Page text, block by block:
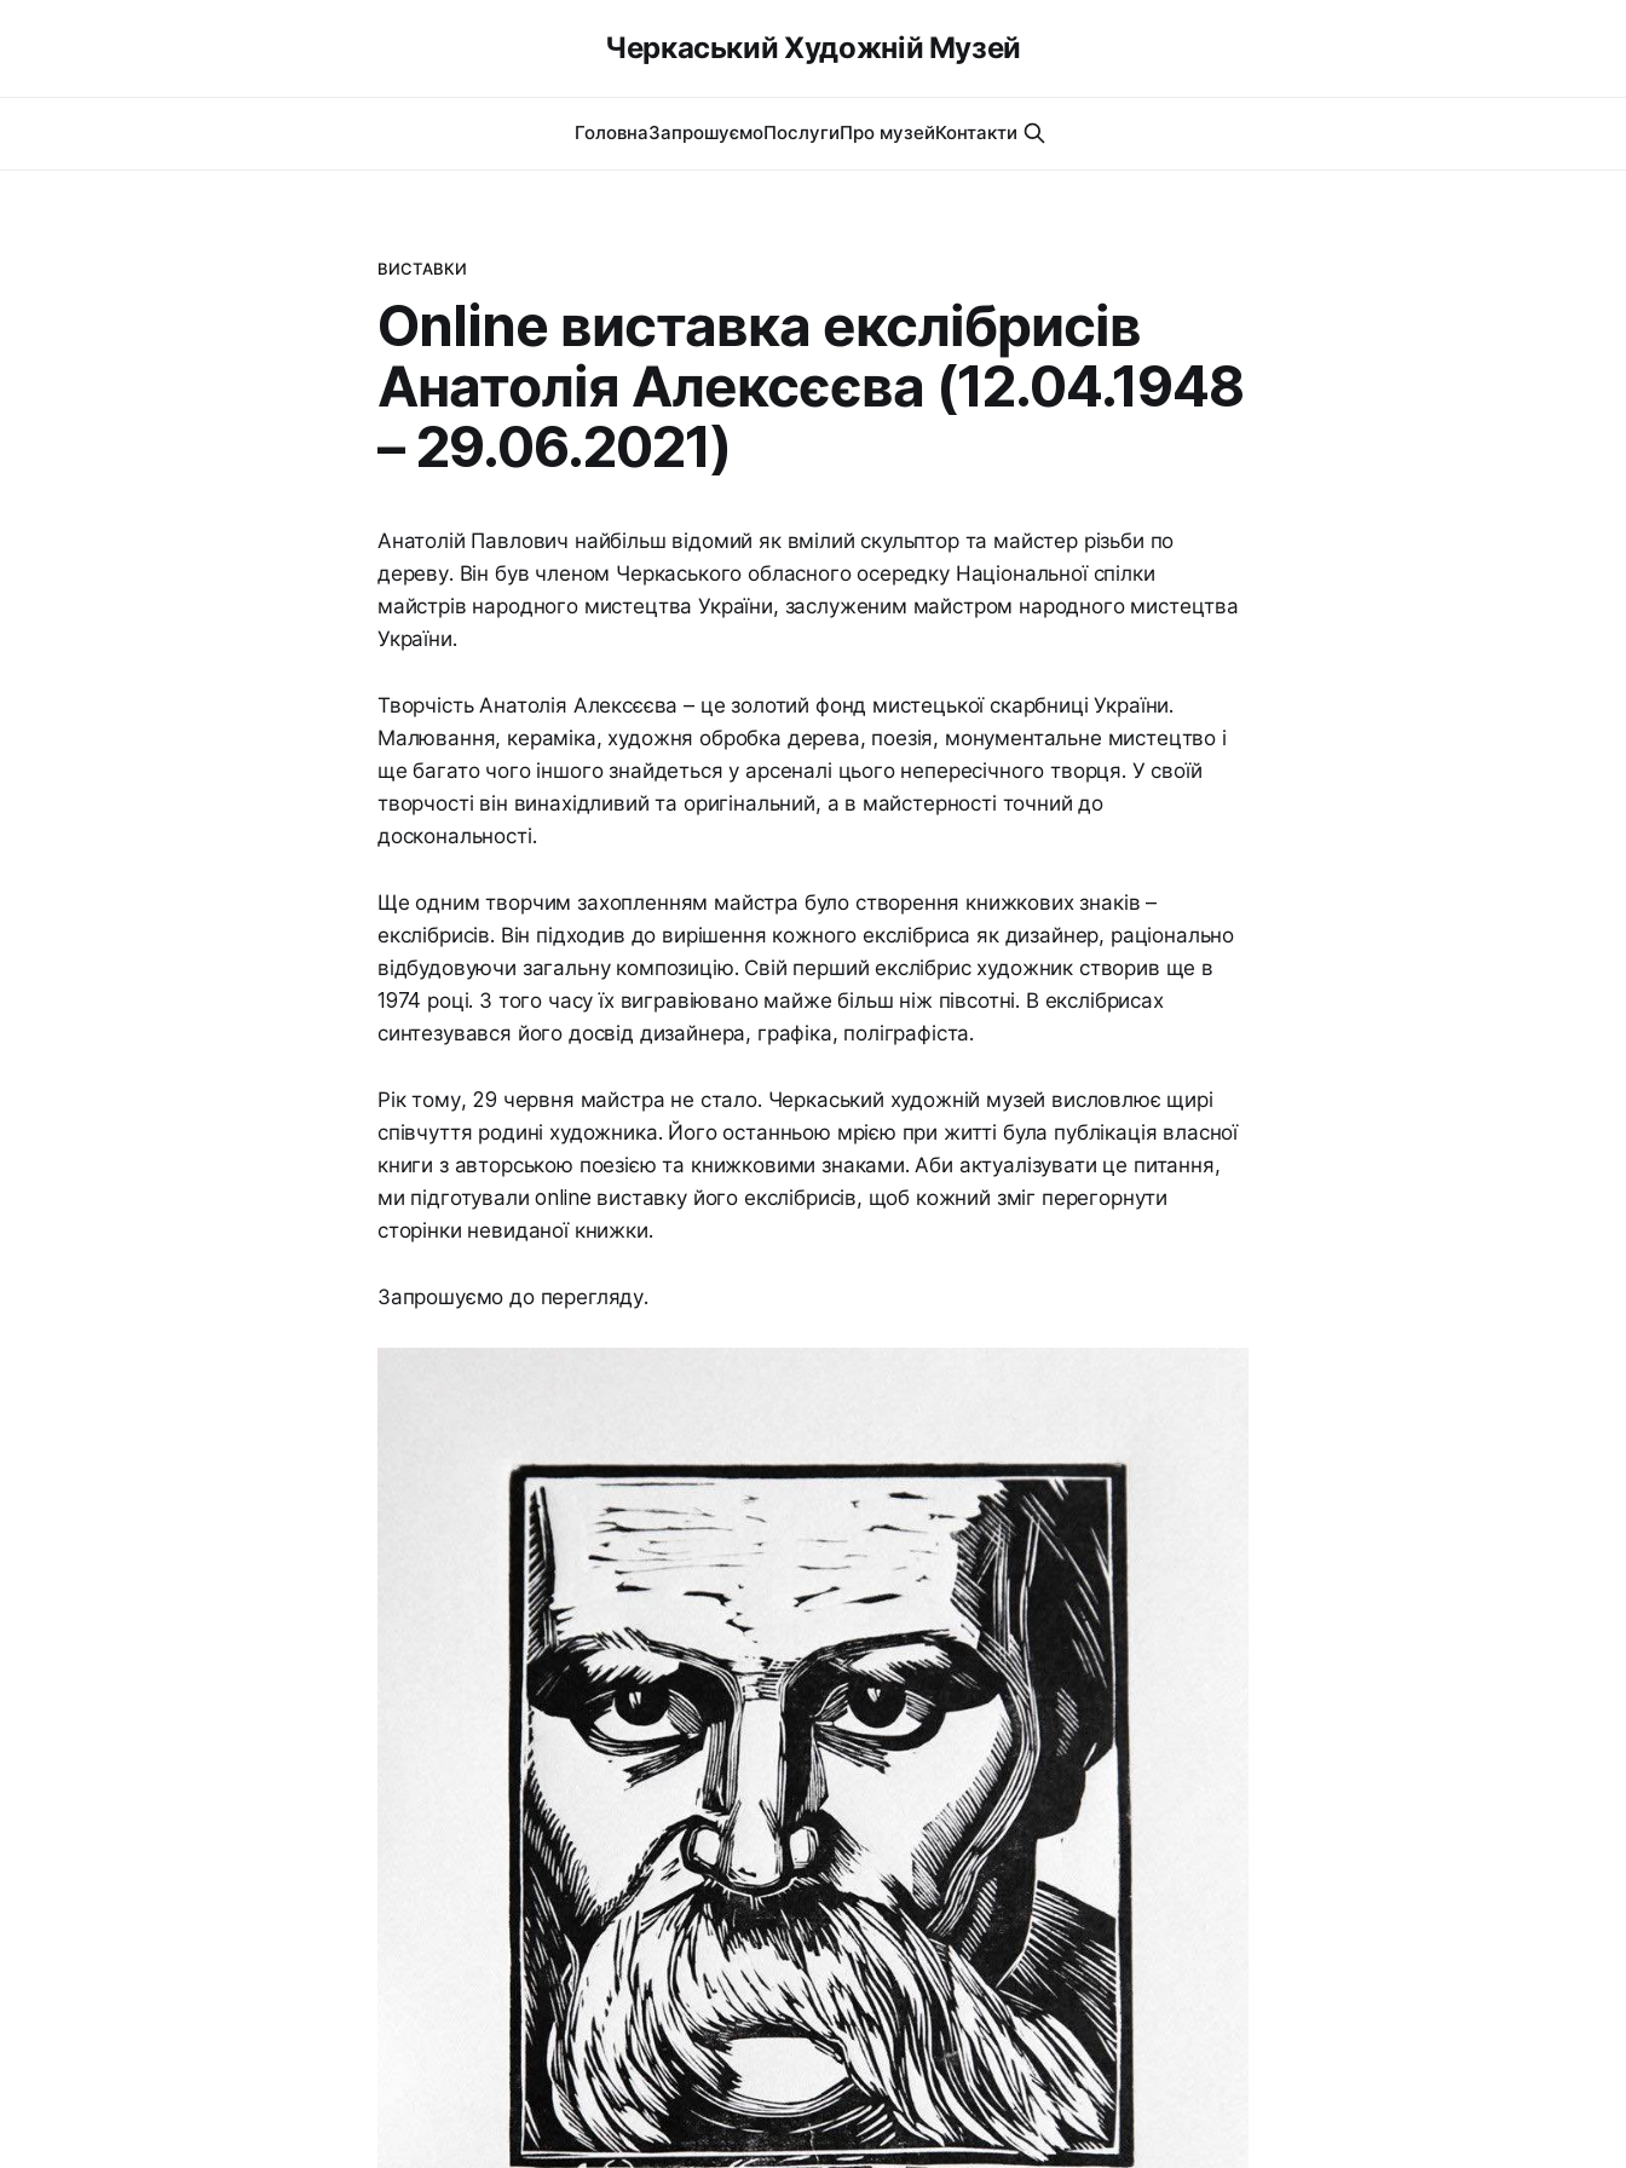
Черкаський Художній Музей
ГоловнаЗапрошуємоПослугиПро музейКонтакти
ВИСТАВКИ
Online виставка екслібрисів
Анатолія Алексєєва (12.04.1948
– 29.06.2021)
Анатолій Павлович найбільш відомий як вмілий скульптор та майстер різьби по
дереву. Він був членом Черкаського обласного осередку Національної спілки
майстрів народного мистецтва України, заслуженим майстром народного мистецтва
України.
Творчість Анатолія Алексєєва – це золотий фонд мистецької скарбниці України.
Малювання, кераміка, художня обробка дерева, поезія, монументальне мистецтво і
ще багато чого іншого знайдеться у арсеналі цього непересічного творця. У своїй
творчості він винахідливий та оригінальний, а в майстерності точний до
доскональності.
Ще одним творчим захопленням майстра було створення книжкових знаків –
екслібрисів. Він підходив до вирішення кожного екслібриса як дизайнер, раціонально
відбудовуючи загальну композицію. Свій перший екслібрис художник створив ще в
1974 році. З того часу їх вигравіювано майже більш ніж півсотні. В екслібрисах
синтезувався його досвід дизайнера, графіка, поліграфіста.
Рік тому, 29 червня майстра не стало. Черкаський художній музей висловлює щирі
співчуття родині художника. Його останньою мрією при житті була публікація власної
книги з авторською поезією та книжковими знаками. Аби актуалізувати це питання,
ми підготували online виставку його екслібрисів, щоб кожний зміг перегорнути
сторінки невиданої книжки.
Запрошуємо до перегляду.